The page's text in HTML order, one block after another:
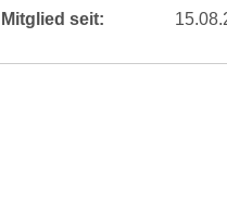
Mitglied seit: